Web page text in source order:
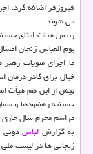
فیروزفر اضافه کرد:
می شوند.
رییس هیات امنای
یوم العباس زنجان
ما اجرای منویات
خیال برای کادر درمان
پیش از این هم هیأت
حسینیه رهنمودها و
مراسم محرم سال جاری
به گزارش لباسدونی
زنجانی ها در لیست